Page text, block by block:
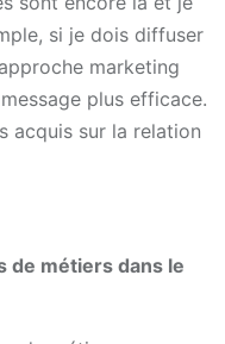
si je dois diffuser
marketing
plus efficace.
acquis sur la relation
de métiers dans le